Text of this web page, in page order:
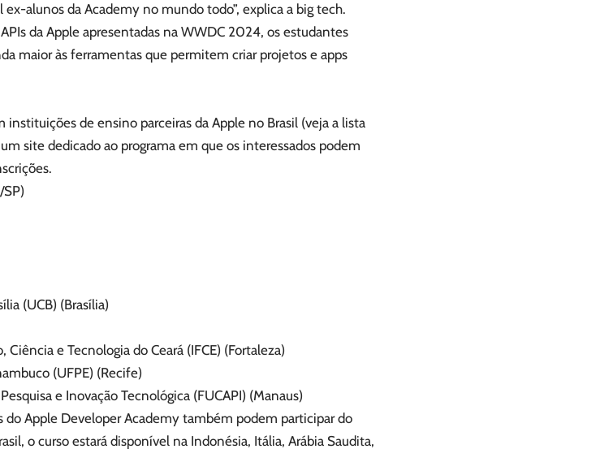
alunos da Academy no mundo todo”, explica a big tech.
da Apple apresentadas na WWDC 2024, os estudantes
maior às ferramentas que permitem criar projetos e apps
instituições de ensino parceiras da Apple no Brasil (veja a lista
site dedicado ao programa em que os interessados podem
(UCB) (Brasília)
e Tecnologia do Ceará (IFCE) (Fortaleza)
(UFPE) (Recife)
e Inovação Tecnológica (FUCAPI) (Manaus)
do Apple Developer Academy também podem participar do
o curso estará disponível na Indonésia, Itália, Arábia Saudita,